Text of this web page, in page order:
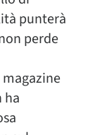
punterà
perde
ha